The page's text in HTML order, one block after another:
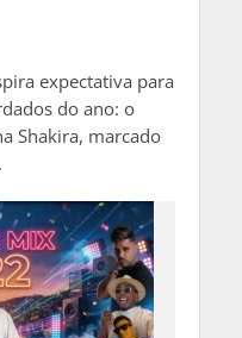
expectativa para
do ano: o
Shakira, marcado